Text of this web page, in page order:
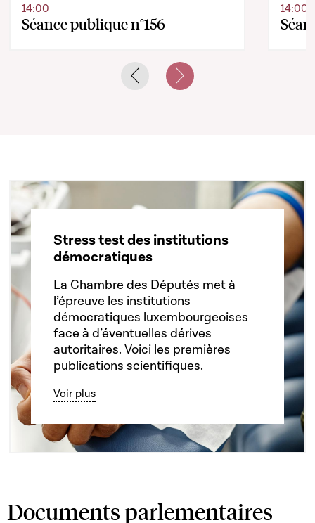
Séance publique n°156
14:00 14:00
Previous slideNext slide
Stress test des institutions
démocratiques
La Chambre des Députés met à
l’épreuve les institutions
démocratiques luxembourgeoises
face à d’éventuelles dérives
autoritaires. Voici les premières
publications scientifiques.
Voir plus
Documents parlementaires